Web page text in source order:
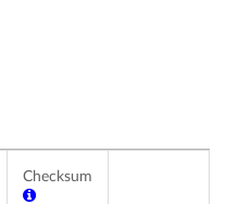
Checksum